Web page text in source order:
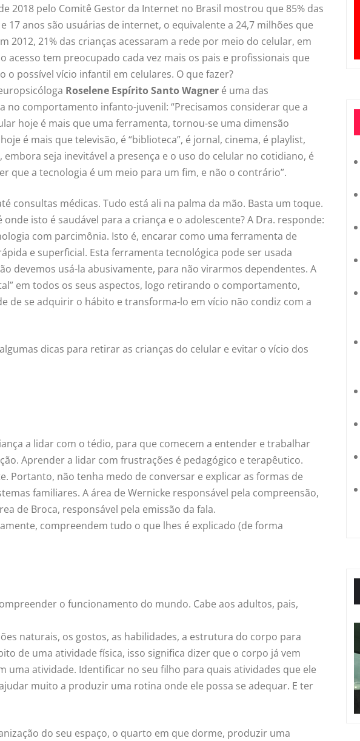
2018 pelo Comitê Gestor da Internet no Brasil mostrou que 85% das
17 anos são usuárias de internet, o equivalente a 24,7 milhões que
2012, 21% das crianças acessaram a rede por meio do celular, em
acesso tem preocupado cada vez mais os pais e profissionais que
o possível vício infantil em celulares. O que fazer?
Roselene Espírito Santo Wagner é uma das
no comportamento infanto-juvenil: “Precisamos considerar que a
hoje é mais que uma ferramenta, tornou-se uma dimensão
é mais que televisão, é “biblioteca”, é jornal, cinema, é playlist,
seja inevitável a presença e o uso do celular no cotidiano, é
que a tecnologia é um meio para um fim, e não o contrário”.
consultas médicas. Tudo está ali na palma da mão. Basta um toque.
isto é saudável para a criança e o adolescente? A Dra. responde:
com parcimônia. Isto é, encarar como uma ferramenta de
e superficial. Esta ferramenta tecnológica pode ser usada
devemos usá-la abusivamente, para não virarmos dependentes. A
em todos os seus aspectos, logo retirando o comportamento,
de se adquirir o hábito e transforma-lo em vício não condiz com a
dicas para retirar as crianças do celular e evitar o vício dos
a lidar com o tédio, para que comecem a entender e trabalhar
Aprender a lidar com frustrações é pedagógico e terapêutico.
Portanto, não tenha medo de conversar e explicar as formas de
familiares. A área de Wernicke responsável pela compreensão,
de Broca, responsável pela emissão da fala.
compreendem tudo o que lhes é explicado (de forma
o funcionamento do mundo. Cabe aos adultos, pais,
naturais, os gostos, as habilidades, a estrutura do corpo para
de uma atividade física, isso significa dizer que o corpo já vem
uma atividade. Identificar no seu filho para quais atividades que ele
muito a produzir uma rotina onde ele possa se adequar. E ter
do seu espaço, o quarto em que dorme, produzir uma